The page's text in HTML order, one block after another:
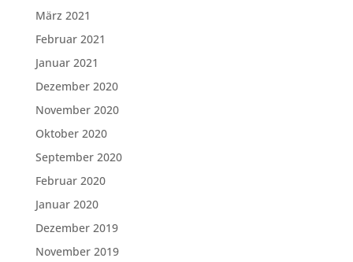
März 2021
Februar 2021
Januar 2021
Dezember 2020
November 2020
Oktober 2020
September 2020
Februar 2020
Januar 2020
Dezember 2019
November 2019